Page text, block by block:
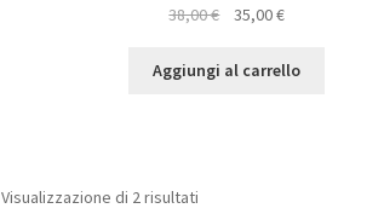
38,00€
originale
35,00€Il
attuale
Aggiungi al carrello
Visualizzazione di 2 risultati